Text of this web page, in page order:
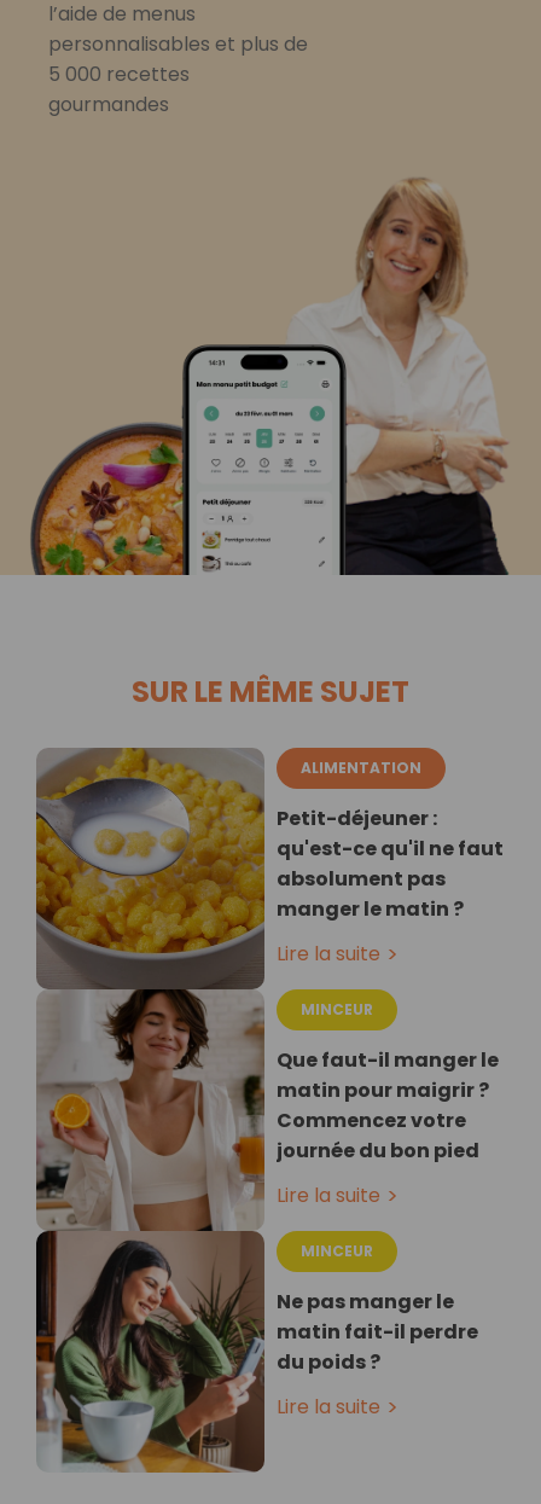
l’aide de menus
personnalisables et plus de
5 000 recettes
gourmandes
SUR LE MÊME SUJET
ALIMENTATION
Petit-déjeuner :
qu'est-ce qu'il ne faut
absolument pas
manger le matin ?
Lire la suite
MINCEUR
Que faut-il manger le
matin pour maigrir ?
Commencez votre
journée du bon pied
Lire la suite
MINCEUR
Ne pas manger le
matin fait-il perdre
du poids ?
Lire la suite